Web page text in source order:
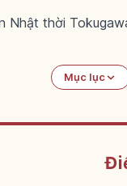
Nhật thời
Mục lục